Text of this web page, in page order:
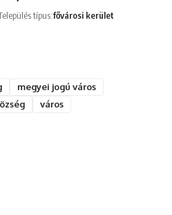
típus:fővárosi kerület
megyei jogú város
város